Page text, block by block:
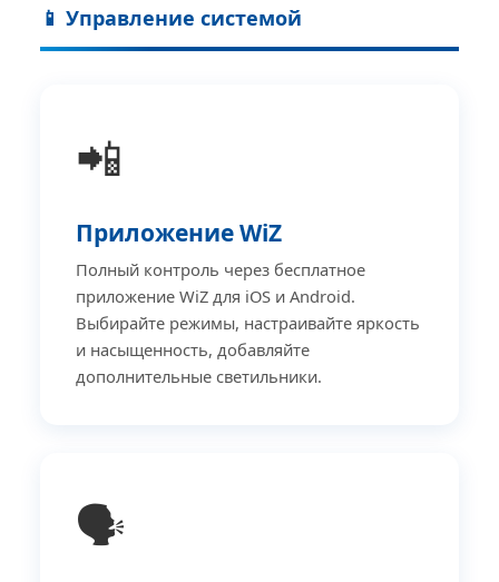
📱 Управление системой
📲
Приложение WiZ
Полный контроль через бесплатное
приложение WiZ для iOS и Android.
Выбирайте режимы, настраивайте яркость
и насыщенность, добавляйте
дополнительные светильники.
🗣️